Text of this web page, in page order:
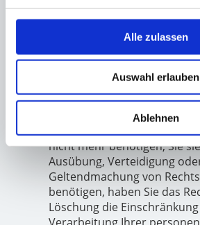
Alle zulassen
Auswahl erlauben
Ablehnen
Prüfung haben Sie das
Einschränkung der
personenbezogenen Daten
Wenn die Verarbeitung Ihrer
personenbezogenen Daten
geschah/geschieht, können
Löschung die
Datenverarbeitung verlangen.
Wenn wir Ihre
nicht mehr benötigen, Sie
Ausübung, Verteidigung
Geltendmachung von
benötigen, haben Sie das
Löschung die
Verarbeitung Ihrer